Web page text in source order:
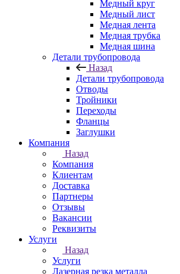
Медный круг
Медный лист
Медная лента
Медная трубка
Медная шина
Детали трубопровода
Назад
Детали трубопровода
Отводы
Тройники
Переходы
Фланцы
Заглушки
Компания
Назад
Компания
Клиентам
Доставка
Партнеры
Отзывы
Вакансии
Реквизиты
Услуги
Назад
Услуги
Лазерная резка металла